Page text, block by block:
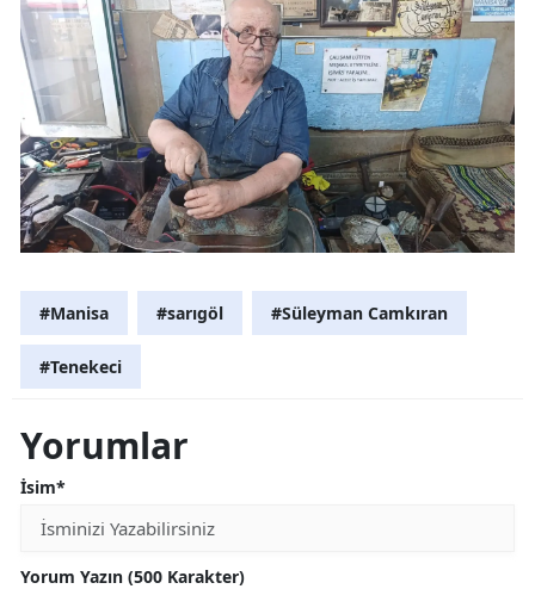
#Manisa #sarıgöl #Süleyman Camkıran
#Tenekeci
Yorumlar
İsim*
Yorum Yazın (500 Karakter)